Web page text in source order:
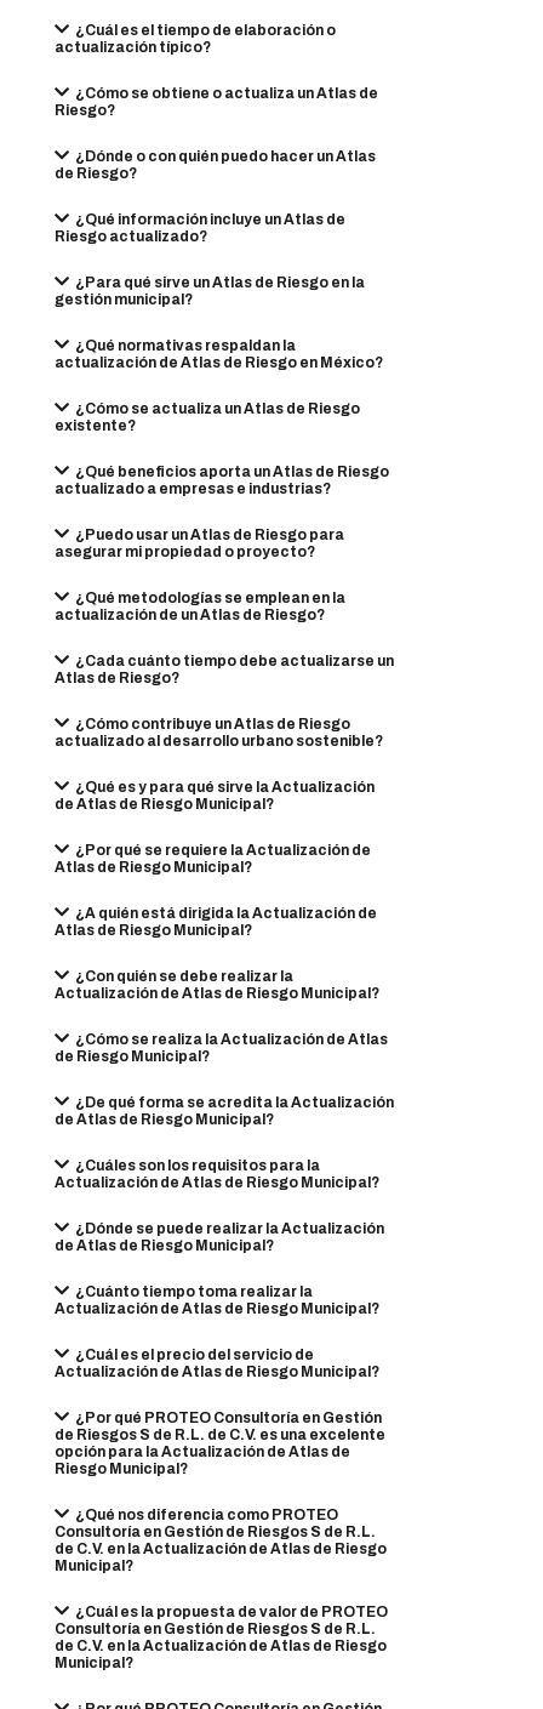
¿Cuál es el tiempo de elaboración o
actualización típico?
¿Cómo se obtiene o actualiza un Atlas de
Riesgo?
¿Dónde o con quién puedo hacer un Atlas
de Riesgo?
¿Qué información incluye un Atlas de
Riesgo actualizado?
¿Para qué sirve un Atlas de Riesgo en la
gestión municipal?
¿Qué normativas respaldan la
actualización de Atlas de Riesgo en México?
¿Cómo se actualiza un Atlas de Riesgo
existente?
¿Qué beneficios aporta un Atlas de Riesgo
actualizado a empresas e industrias?
¿Puedo usar un Atlas de Riesgo para
asegurar mi propiedad o proyecto?
¿Qué metodologías se emplean en la
actualización de un Atlas de Riesgo?
¿Cada cuánto tiempo debe actualizarse un
Atlas de Riesgo?
¿Cómo contribuye un Atlas de Riesgo
actualizado al desarrollo urbano sostenible?
¿Qué es y para qué sirve la Actualización
de Atlas de Riesgo Municipal?
¿Por qué se requiere la Actualización de
Atlas de Riesgo Municipal?
¿A quién está dirigida la Actualización de
Atlas de Riesgo Municipal?
¿Con quién se debe realizar la
Actualización de Atlas de Riesgo Municipal?
¿Cómo se realiza la Actualización de Atlas
de Riesgo Municipal?
¿De qué forma se acredita la Actualización
de Atlas de Riesgo Municipal?
¿Cuáles son los requisitos para la
Actualización de Atlas de Riesgo Municipal?
¿Dónde se puede realizar la Actualización
de Atlas de Riesgo Municipal?
¿Cuánto tiempo toma realizar la
Actualización de Atlas de Riesgo Municipal?
¿Cuál es el precio del servicio de
Actualización de Atlas de Riesgo Municipal?
¿Por qué PROTEO Consultoría en Gestión
de Riesgos S de R.L. de C.V. es una excelente
opción para la Actualización de Atlas de
Riesgo Municipal?
¿Qué nos diferencia como PROTEO
Consultoría en Gestión de Riesgos S de R.L.
de C.V. en la Actualización de Atlas de Riesgo
Municipal?
¿Cuál es la propuesta de valor de PROTEO
Consultoría en Gestión de Riesgos S de R.L.
de C.V. en la Actualización de Atlas de Riesgo
Municipal?